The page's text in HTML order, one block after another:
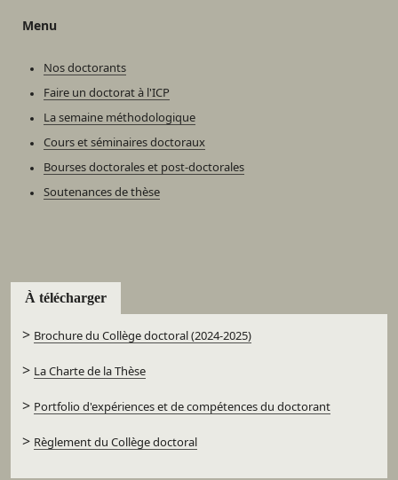
Menu
Nos doctorants
Faire un doctorat à l'ICP
La semaine méthodologique
Cours et séminaires doctoraux
Bourses doctorales et post-doctorales
Soutenances de thèse
À télécharger
> Brochure du Collège doctoral (2024-2025)
> La Charte de la Thèse
> Portfolio d'expériences et de compétences du doctorant
> Règlement du Collège doctoral